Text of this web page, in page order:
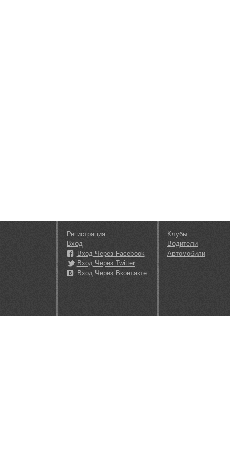
Регистрация
Вход
Вход Через Facebook
Вход Через Twitter
Вход Через Вконтакте
Клубы
Водители
Автомобили